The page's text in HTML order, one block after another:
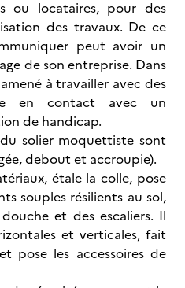
ou locataires, pour des
des travaux. De ce
peut avoir un
de son entreprise. Dans
à travailler avec des
en contact avec un
de handicap.
solier moquettiste sont
debout et accroupie).
étale la colle, pose
souples résilients au sol,
et des escaliers. Il
et verticales, fait
pose les accessoires de